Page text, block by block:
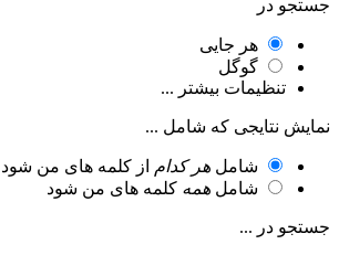
جستجو در
هر جایی
گوگل
تنظیمات بیشتر ...
نمایش نتایجی که شامل ...
شامل هر کدام از کلمه های من شود
شامل همه کلمه های من شود
جستجو در ...